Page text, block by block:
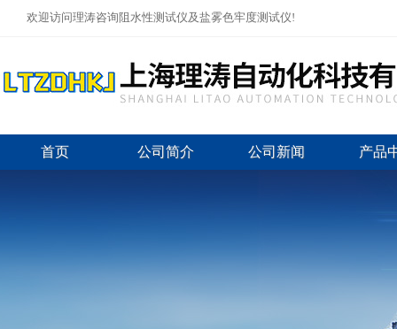
欢迎访问理涛咨询阻水性测试仪及盐雾色牢度测试仪!
首页 公司简介 公司新闻 产品